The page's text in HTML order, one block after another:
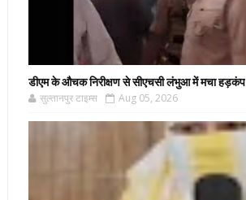
डीएम के औचक निरीक्षण से सीएचसी लंभुआ में मचा हड़कंप
सुल्तानपुर टाइम्स Aug 05, 2026